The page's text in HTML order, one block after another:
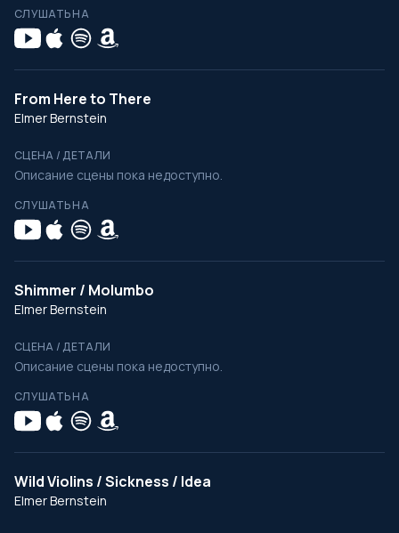
СЛУШАТЬ НА
From Here to There
Elmer Bernstein
СЦЕНА / ДЕТАЛИ
Описание сцены пока недоступно.
СЛУШАТЬ НА
Shimmer / Molumbo
Elmer Bernstein
СЦЕНА / ДЕТАЛИ
Описание сцены пока недоступно.
СЛУШАТЬ НА
Wild Violins / Sickness / Idea
Elmer Bernstein